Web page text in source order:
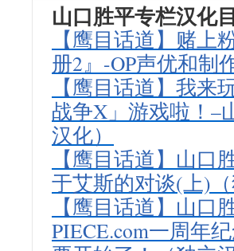
山口胜平专栏汉化
【鹰目话道】赌上
册2』-OP声优和制
【鹰目话道】我
战争X」游戏啦！–
汉化）
【鹰目话道】山
于艾斯的对谈(上)（
【鹰目话道】山口
PIECE.com一周年